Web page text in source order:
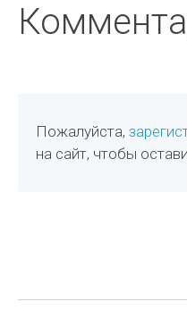
Пожалуйста,
на сайт, чтобы